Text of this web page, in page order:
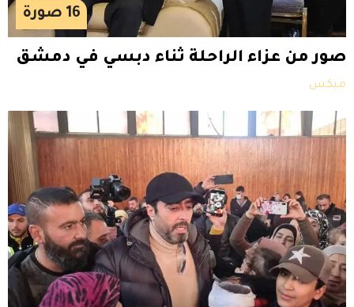
16 صورة
صور من عزاء الراحلة ثناء دبسي في دمشق
ميكس